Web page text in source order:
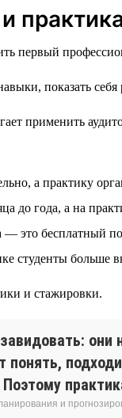
первый
показать
применить
а практику
до года, а на
— это бесплатный
студенты
и стажировки.
они
понять,
и